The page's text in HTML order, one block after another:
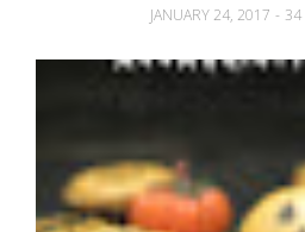
JANUARY 24, 2017 - 34